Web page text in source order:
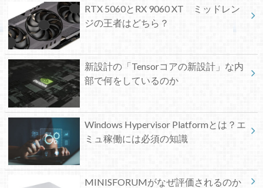
RTX 5060とRX 9060 XT ミッドレン
ジの王者はどちら？
新設計の「Tensorコアの新設計」な内
部で何をしているのか
Windows Hypervisor Platformとは？エ
ミュ稼働には必須の知識
MINISFORUMがなぜ評価されるのか